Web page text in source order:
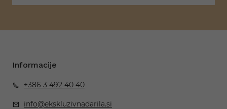
Informacije
+386 3 492 40 40
info@ekskluzivnadarila.si